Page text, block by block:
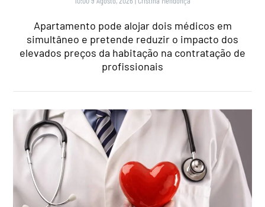
Apartamento pode alojar dois médicos em
simultâneo e pretende reduzir o impacto dos
elevados preços da habitação na contratação de
profissionais